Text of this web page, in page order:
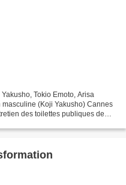
Tokio Emoto, Arisa
(Koji Yakusho) Cannes
des toilettes publiques de